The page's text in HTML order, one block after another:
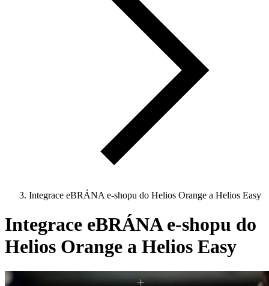
Integrace eBRÁNA e-shopu do Helios Orange a Helios Easy
Integrace eBRÁNA e-shopu do
Helios Orange a Helios Easy